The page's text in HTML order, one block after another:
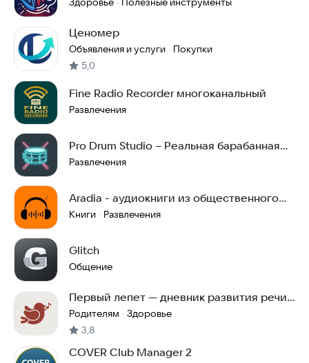
·
Ценомер
Объявления и услуги · Покупки
5,0
Fine Radio Recorder многоканальный
Развлечения
Pro Drum Studio – Реальная барабанная
установка
Развлечения
Aradia - аудиокниги из общественного
достояния
Книги · Развлечения
Glitch
Общение
Первый лепет — дневник развития речи
малыша
Родителям · Здоровье
3,8
COVER Club Manager 2